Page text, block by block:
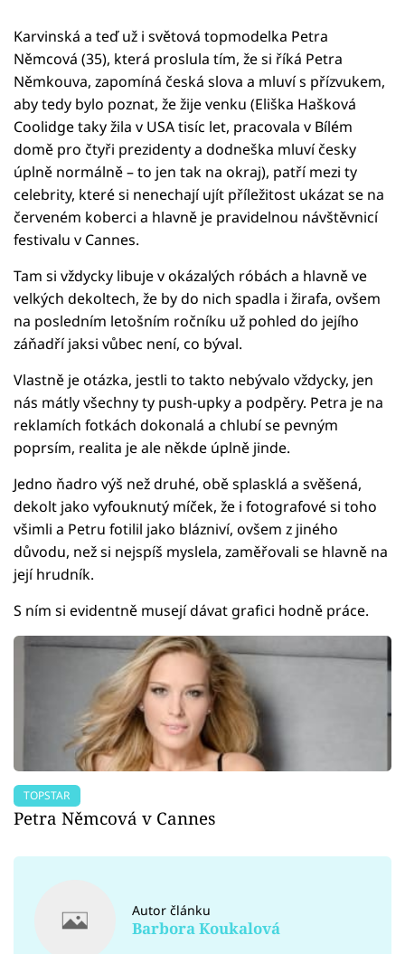
Karvinská a teď už i světová topmodelka Petra
Němcová (35), která proslula tím, že si říká Petra
Němkouva, zapomíná česká slova a mluví s přízvukem,
aby tedy bylo poznat, že žije venku (Eliška Hašková
Coolidge taky žila v USA tisíc let, pracovala v Bílém
domě pro čtyři prezidenty a dodneška mluví česky
úplně normálně – to jen tak na okraj), patří mezi ty
celebrity, které si nenechají ujít příležitost ukázat se na
červeném koberci a hlavně je pravidelnou návštěvnicí
festivalu v Cannes.
Tam si vždycky libuje v okázalých róbách a hlavně ve
velkých dekoltech, že by do nich spadla i žirafa, ovšem
na posledním letošním ročníku už pohled do jejího
záňadří jaksi vůbec není, co býval.
Vlastně je otázka, jestli to takto nebývalo vždycky, jen
nás mátly všechny ty push-upky a podpěry. Petra je na
reklamích fotkách dokonalá a chlubí se pevným
poprsím, realita je ale někde úplně jinde.
Jedno ňadro výš než druhé, obě splasklá a svěšená,
dekolt jako vyfouknutý míček, že i fotografové si toho
všimli a Petru fotilil jako blázniví, ovšem z jiného
důvodu, než si nejspíš myslela, zaměřovali se hlavně na
její hrudník.
S ním si evidentně musejí dávat grafici hodně práce.
TOPSTAR
Petra Němcová v Cannes
Autor článku
Barbora Koukalová